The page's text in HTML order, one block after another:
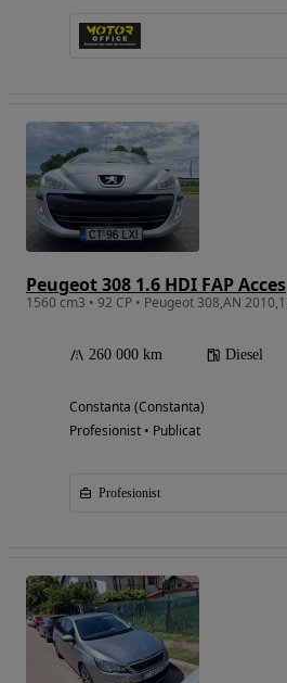
Peugeot 308 1.6 HDI FAP Acces
260 000 km Diesel
Constanta (Constanta)
Profesionist • Publicat
Profesionist